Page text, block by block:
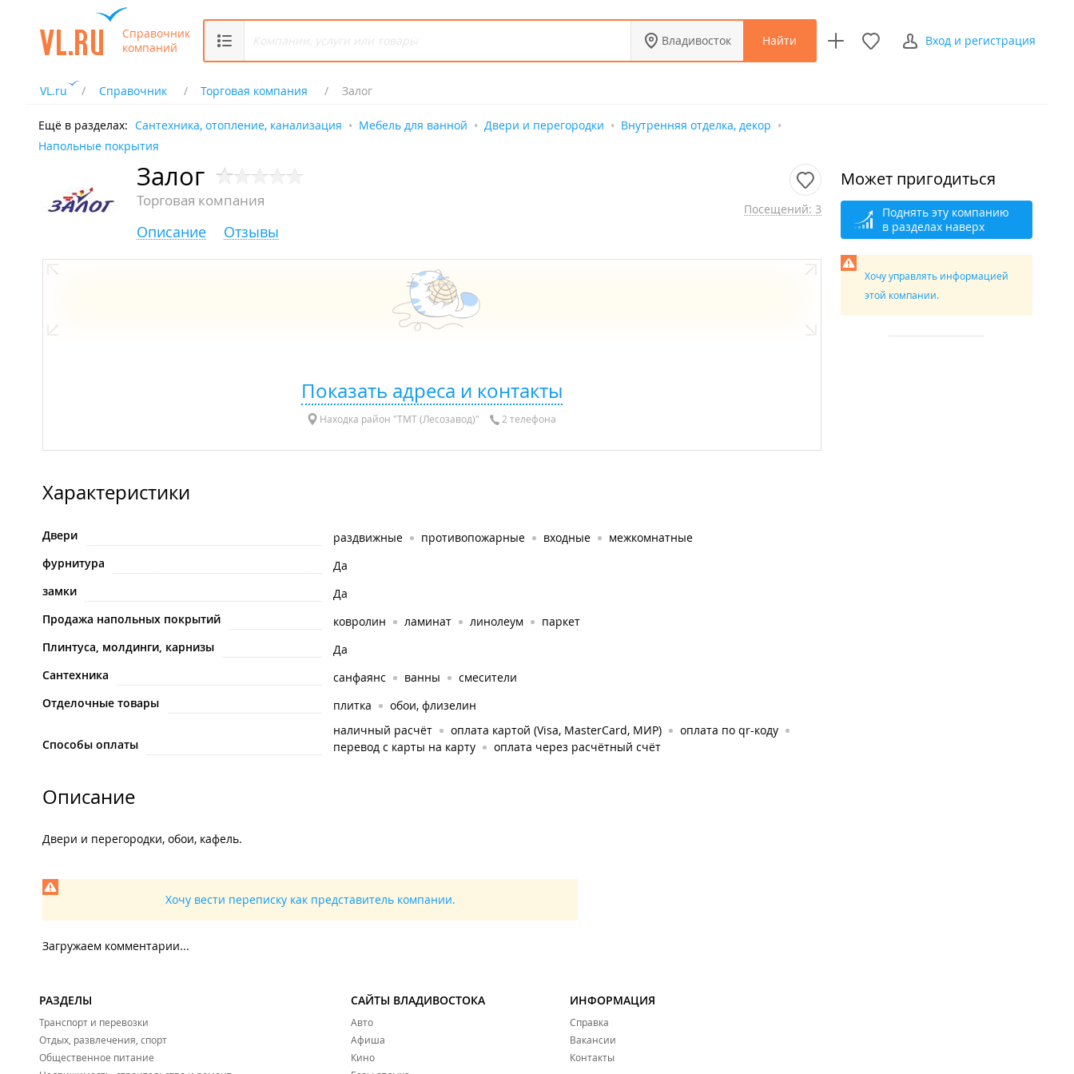
Справочник
компаний
Владивосток Найти Вход и регистрация
VL.ru Справочник Торговая компания Залог
Ещё в разделах: Сантехника, отопление, канализация Мебель для ванной Двери и перегородки
Внутренняя отделка, декор
Напольные покрытия
Залог
Торговая компания Посещений: 3
Описание Отзывы
Показать адреса и контакты
Находка район "ТМТ (Лесозавод)" 2 телефона
Характеристики
Двери раздвижные противопожарные входные
межкомнатные
фурнитура
Да
замки
Да
Продажа напольных покрытий
ковролин ламинат линолеум
паркет
Плинтуса, молдинги, карнизы
Да
Сантехника
санфаянс ванны
смесители
Отделочные товары
плитка обои, флизелин
Способы оплаты
наличный расчёт оплата картой (Visa, MasterCard, МИР)
оплата по qr-коду
перевод с карты на карту
оплата через расчётный счёт
Описание
Двери и перегородки, обои, кафель.
Хочу вести переписку как представитель компании.
Загружаем комментарии...
Может пригодиться
Поднять эту компанию
в разделах наверх
Хочу управлять информацией
этой компании.
РАЗДЕЛЫ
Транспорт и перевозки
Отдых, развлечения, спорт
Общественное питание
САЙТЫ ВЛАДИВОСТОКА
Авто
Афиша
Кино
ИНФОРМАЦИЯ
Справка
Вакансии
Контакты